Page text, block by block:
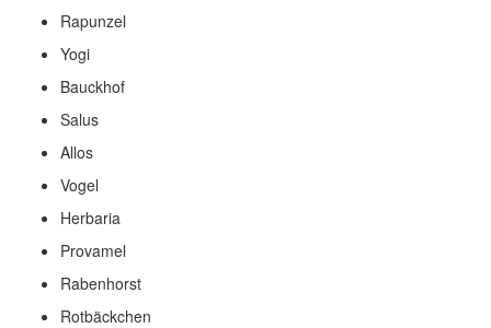
Rapunzel
Yogi
Bauckhof
Salus
Allos
Vogel
Herbaria
Provamel
Rabenhorst
Rotbäckchen